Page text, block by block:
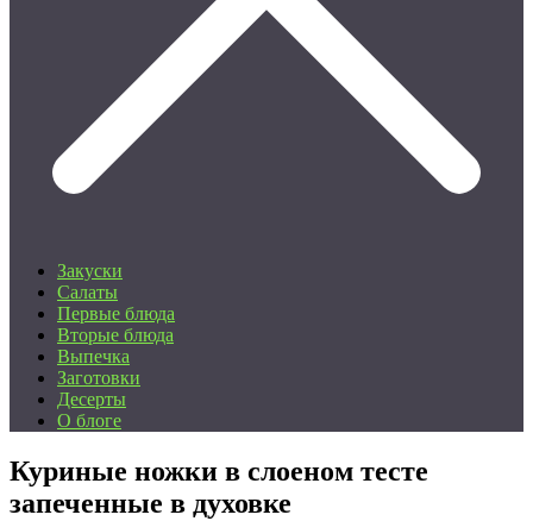
Закуски
Салаты
Первые блюда
Вторые блюда
Выпечка
Заготовки
Десерты
О блоге
Куриные ножки в слоеном тесте
запеченные в духовке